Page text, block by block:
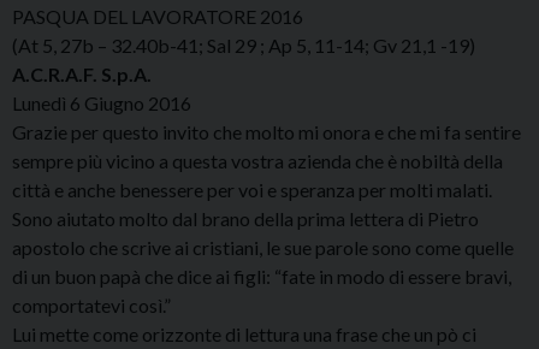
PASQUA DEL LAVORATORE 2016
(At 5, 27b – 32.40b-41; Sal 29 ; Ap 5, 11-14; Gv 21,1 -19)
A.C.R.A.F. S.p.A.
Lunedì 6 Giugno 2016
Grazie per questo invito che molto mi onora e che mi fa sentire
sempre più vicino a questa vostra azienda che è nobiltà della
città e anche benessere per voi e speranza per molti malati.
Sono aiutato molto dal brano della prima lettera di Pietro
apostolo che scrive ai cristiani, le sue parole sono come quelle
di un buon papà che dice ai figli: “fate in modo di essere bravi,
comportatevi così.”
Lui mette come orizzonte di lettura una frase che un pò ci